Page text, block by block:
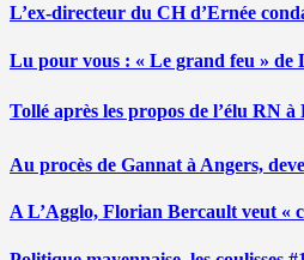
L’ex-directeur du CH d’Ernée
Lu pour vous : « Le grand feu » de
Tollé après les propos de l’élu RN
Au procès de Gannat à Angers,
A L’Agglo, Florian Bercault veut «